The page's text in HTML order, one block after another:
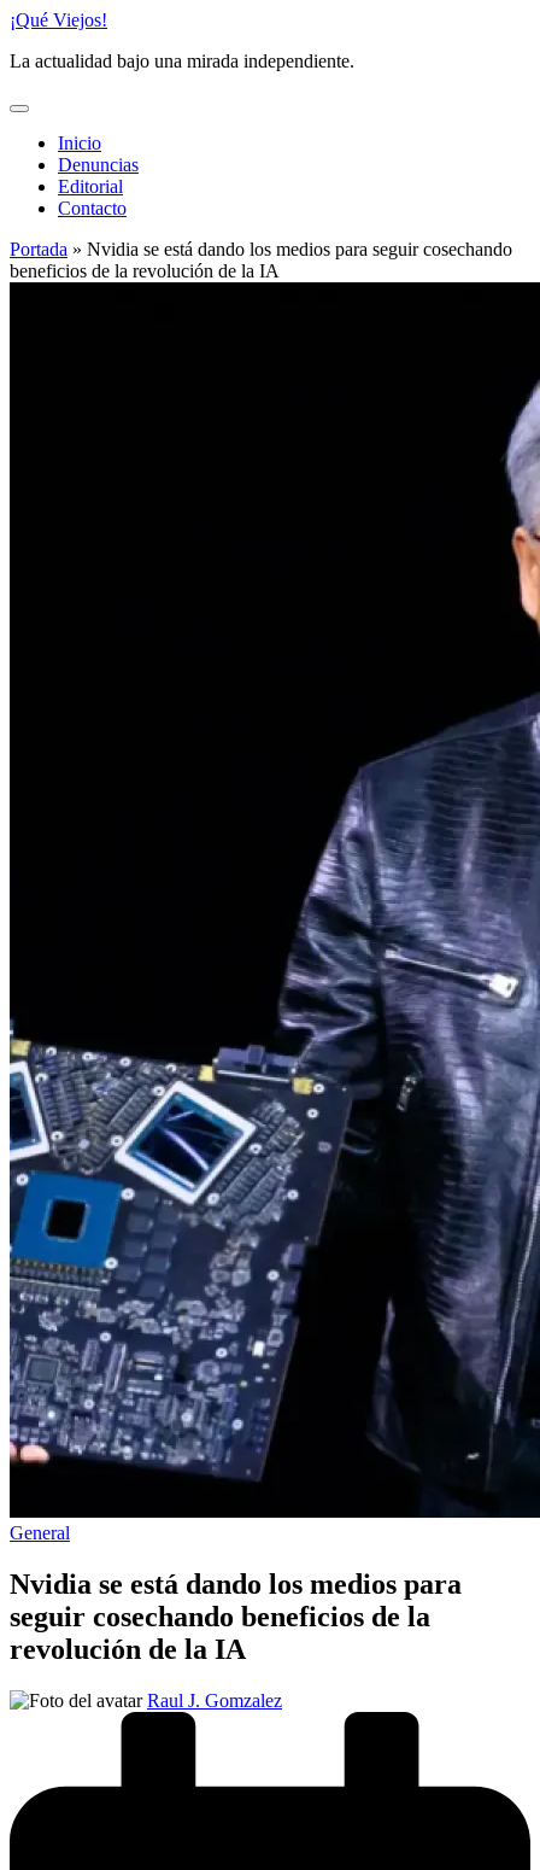
Saltar
contenido
¡Qué Viejos!
La actualidad bajo una mirada independiente.
Inicio
Denuncias
Editorial
Contacto
Portada » Nvidia se está dando los medios para seguir cosechando
beneficios de la revolución de la IA
Publicado
General
Nvidia se está dando los medios para
seguir cosechando beneficios de la
revolución de la IA
Publicado
Raul J. Gomzalez